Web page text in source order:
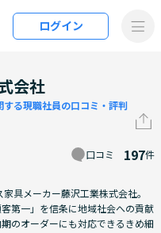
ログイン
会社
する現職社員の口コミ・評判
口コミ 197件
具メーカー藤沢工業株式会社。
第一」を信条に地域社会への貢献
のオーダーにも対応できるきめ細